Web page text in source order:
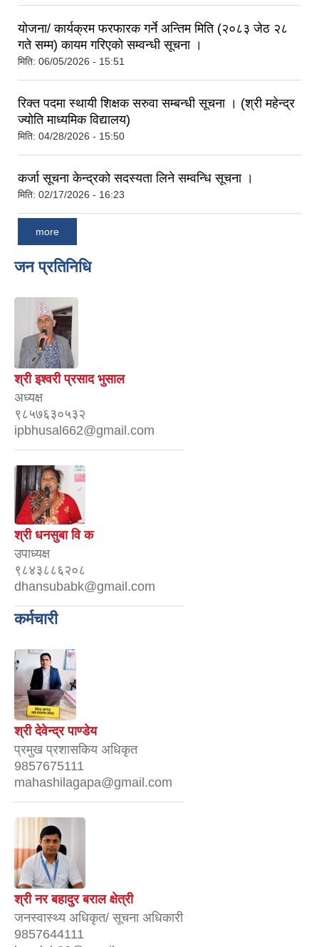
योजना/ कार्यक्रम फरफारक गर्ने अन्तिम मिति (२०८३ जेठ २८
गते सम्म) कायम गरिएको सम्वन्धी सूचना ।
मिति: 06/05/2026 - 15:51
रिक्त पदमा स्थायी शिक्षक सरुवा सम्बन्धी सूचना । (श्री महेन्द्र
ज्योति माध्यमिक विद्यालय)
मिति: 04/28/2026 - 15:50
कर्जा सूचना केन्द्रको सदस्यता लिने सम्वन्धि सूचना ।
मिति: 02/17/2026 - 16:23
more
जन प्रतिनिधि
श्री इश्वरी प्रसाद भुसाल
अध्यक्ष
९८५७६३०५३२
ipbhusal662@gmail.com
श्री धनसुबा वि क
उपाध्यक्ष
९८४३८८६२०८
dhansubabk@gmail.com
कर्मचारी
श्री देवेन्द्र पाण्डेय
प्रमुख प्रशासकिय अधिकृत
9857675111
mahashilagapa@gmail.com
श्री नर बहादुर बराल क्षेत्री
जनस्वास्थ्य अधिकृत/ सूचना अधिकारी
9857644111